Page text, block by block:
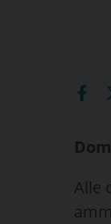
Alle